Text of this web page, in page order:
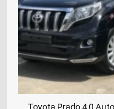
Toyota Prado 4.0